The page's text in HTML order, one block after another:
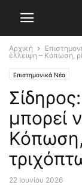
Αρχική
έλλειψη – Κόπωση,
Επιστημονικά Νέα
μπορεί
Κόπωση,
22 Ιουνίου 2026